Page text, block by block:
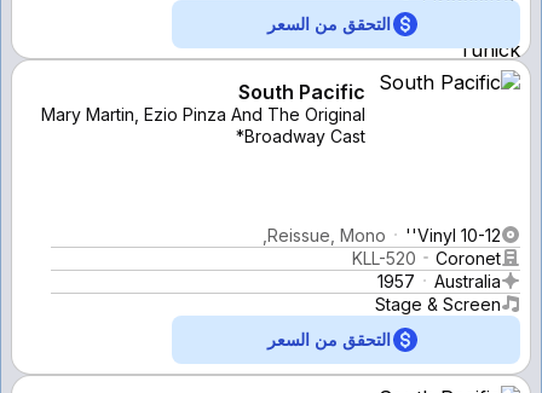
التحقق من السعر
South Pacific
Mary Martin, Ezio Pinza And The Original
Broadway Cast*
Vinyl 10-12''
Reissue, Mono,
Coronet
KLL-520
Australia
1957
Stage & Screen
التحقق من السعر